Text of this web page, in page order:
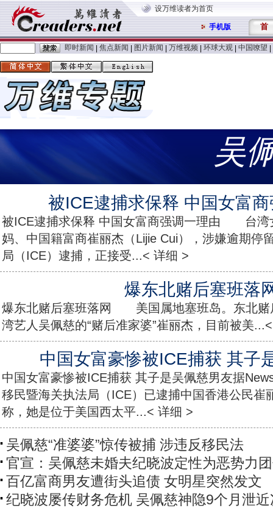
设万维读者为首页
手机版 首
即时新闻 焦点新闻 图片新闻 万维视频 环球大观 中国嘹望
吴
被ICE逮捕求保释 中国女富
被ICE逮捕求保释 中国女富商强调一理由 台湾
妈、中国籍富商崔丽杰（Lijie Cui），涉嫌逾期停
局（ICE）逮捕，正接受...< 详细 >
爆东北赌后塞班落
爆东北赌后塞班落网 美国属地塞班岛。东北
湾艺人吴佩慈的“赌后准家婆”崔丽杰，目前被美
中国女富豪惨被ICE捕获 其子
中国女富豪惨被ICE捕获 其子是吴佩慈男友据
移民暨海关执法局（ICE）已逮捕中国香港公民崔
称，她是位于美国西太平...< 详细 >
吴佩慈“准婆婆”惊传被捕 涉违反移民法
官宣：吴佩慈未婚夫纪晓波定性为恶势力
百亿富商男友遭街头追债 女明星突然发文
纪晓波屡传财务危机 吴佩慈神隐9个月泄近